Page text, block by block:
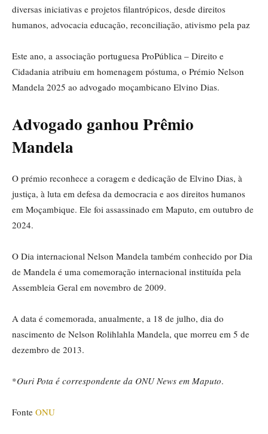
diversas iniciativas e projetos filantrópicos, desde direitos
humanos, advocacia educação, reconciliação, ativismo pela paz
Este ano, a associação portuguesa ProPública – Direito e
Cidadania atribuiu em homenagem póstuma, o Prémio Nelson
Mandela 2025 ao advogado moçambicano Elvino Dias.
Advogado ganhou Prêmio
Mandela
O prémio reconhece a coragem e dedicação de Elvino Dias, à
justiça, à luta em defesa da democracia e aos direitos humanos
em Moçambique. Ele foi assassinado em Maputo, em outubro de
2024.
O Dia internacional Nelson Mandela também conhecido por Dia
de Mandela é uma comemoração internacional instituída pela
Assembleia Geral em novembro de 2009.
A data é comemorada, anualmente, a 18 de julho, dia do
nascimento de Nelson Rolihlahla Mandela, que morreu em 5 de
dezembro de 2013.
*Ouri Pota é correspondente da ONU News em Maputo.
Fonte ONU